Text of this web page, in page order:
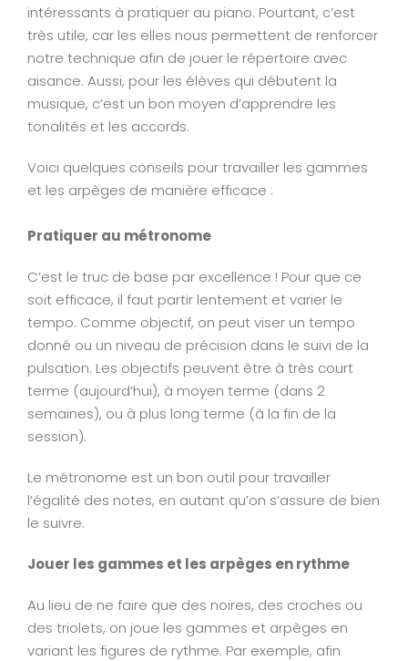
intéressants à pratiquer au piano. Pourtant, c’est
très utile, car les elles nous permettent de renforcer
notre technique afin de jouer le répertoire avec
aisance. Aussi, pour les élèves qui débutent la
musique, c’est un bon moyen d’apprendre les
tonalités et les accords.
Voici quelques conseils pour travailler les gammes
et les arpèges de manière efficace :
Pratiquer au métronome
C’est le truc de base par excellence ! Pour que ce
soit efficace, il faut partir lentement et varier le
tempo. Comme objectif, on peut viser un tempo
donné ou un niveau de précision dans le suivi de la
pulsation. Les objectifs peuvent être à très court
terme (aujourd’hui), à moyen terme (dans 2
semaines), ou à plus long terme (à la fin de la
session).
Le métronome est un bon outil pour travailler
l’égalité des notes, en autant qu’on s’assure de bien
le suivre.
Jouer les gammes et les arpèges en rythme
Au lieu de ne faire que des noires, des croches ou
des triolets, on joue les gammes et arpèges en
variant les figures de rythme. Par exemple, afin